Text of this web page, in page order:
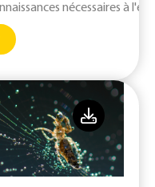
nécessaires à